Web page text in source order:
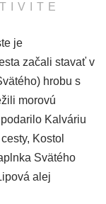
je
začali stavať v
hrobu s
morovú
Kalváriu
Kostol
Svätého
alej